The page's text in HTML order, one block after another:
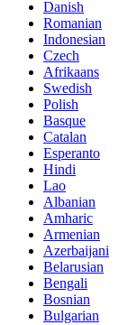
Danish
Romanian
Indonesian
Czech
Afrikaans
Swedish
Polish
Basque
Catalan
Esperanto
Hindi
Lao
Albanian
Amharic
Armenian
Azerbaijani
Belarusian
Bengali
Bosnian
Bulgarian